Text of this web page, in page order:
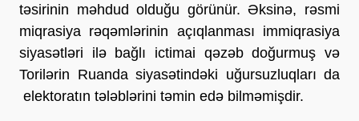
təsirinin məhdud olduğu görünür. Əksinə, rəsmi
miqrasiya rəqəmlərinin açıqlanması immiqrasiya
siyasətləri ilə bağlı ictimai qəzəb doğurmuş və
Torilərin Ruanda siyasətindəki uğursuzluqları da
elektoratın tələblərini təmin edə bilməmişdir.